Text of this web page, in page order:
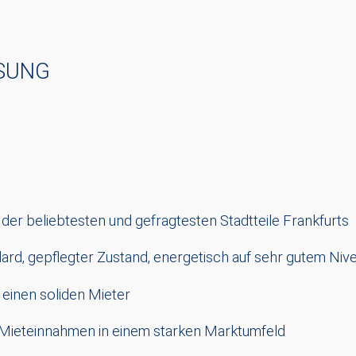
beliebtesten und gefragtesten Stadtteile Frankfurts
gepflegter Zustand, energetisch auf sehr gutem
soliden Mieter
in einem starken Marktumfeld